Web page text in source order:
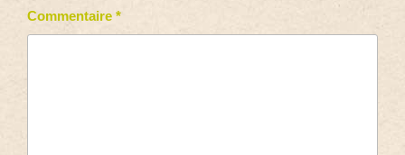
Commentaire *